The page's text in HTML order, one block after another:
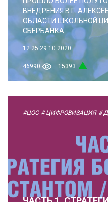
ВНЕДРЕНИЯ В Г.
ОБЛАСТИ ШКОЛЬНОЙ
СБЕРБАНКА.
12:25 29.10.2020
46990 15393
#ЦОС # ЦИФРОВИЗАЦИЯ #